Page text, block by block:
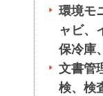
環境モ
ャビ、
保冷庫
文書管
検、検